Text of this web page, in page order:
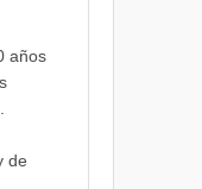
años
de